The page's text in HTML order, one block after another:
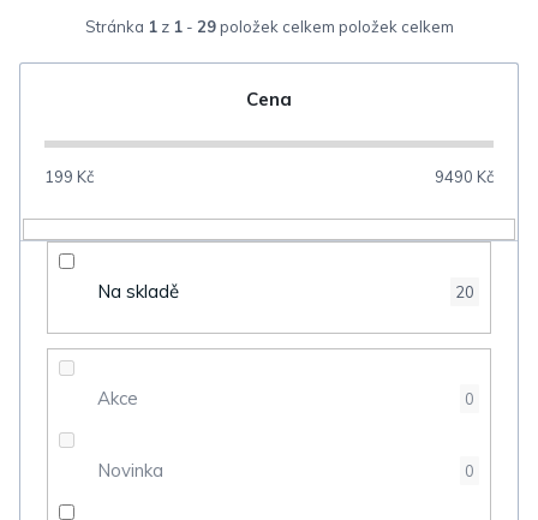
Stránka 1z 1- 29položek celkem
e
o
Cena
199 Kč 9490 Kč
Na skladě 20
Akce 0
Novinka 0